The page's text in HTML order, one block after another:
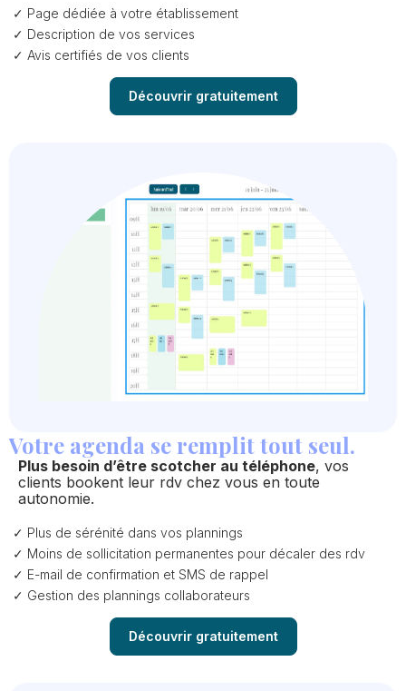
Page dédiée à votre établissement
Description de vos services
Avis certifiés de vos clients
Découvrir gratuitement
Votre agenda se remplit tout seul.
Plus besoin d’être scotcher au téléphone, vos
clients bookent leur rdv chez vous en toute
autonomie.
Plus de sérénité dans vos plannings
Moins de sollicitation permanentes pour décaler des rdv
E-mail de confirmation et SMS de rappel
Gestion des plannings collaborateurs
Découvrir gratuitement